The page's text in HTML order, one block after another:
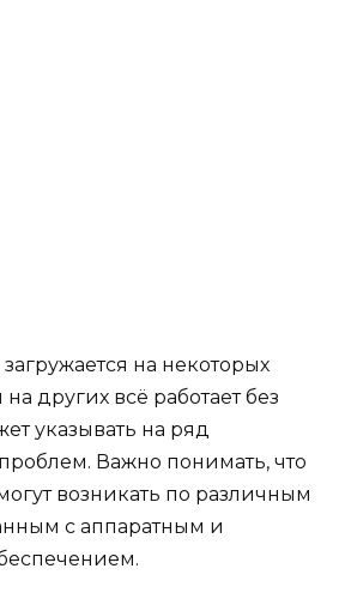
на некоторых
на других всё работает без
указывать на ряд
Важно понимать, что
возникать по различным
с аппаратным и